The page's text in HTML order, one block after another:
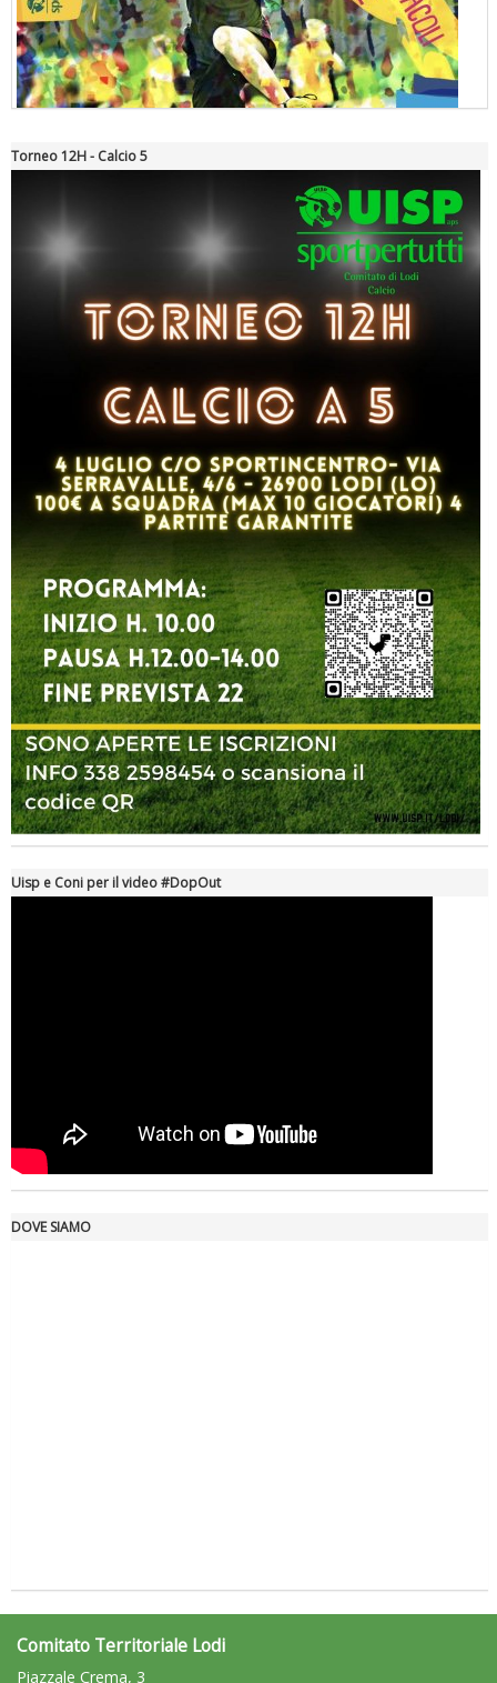
"Superare gli ostacoli": la relazione di Tiziano Pesce al CN Uisp
Luglio 2026: "Pensando con i piedi, si possono fare le
rivoluzioni"
Tiziano Pesce a Radio InBlu2000 traccia il bilancio della stagione
Torneo 12H - Calcio 5
Uisp e Coni per il video #DopOut
DOVE SIAMO
Comitato Territoriale Lodi
Piazzale Crema, 3